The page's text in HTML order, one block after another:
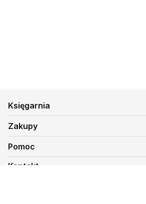
Księgarnia
Zakupy
Pomoc
Kontakt